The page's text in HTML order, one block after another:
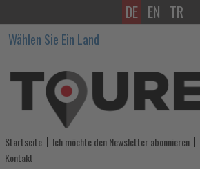
Air
Astana
blickt
auf
24
Jahre
DE EN TR
Wählen Sie Ein Land
Startseite Ich möchte den Newsletter abonnieren
Kontakt